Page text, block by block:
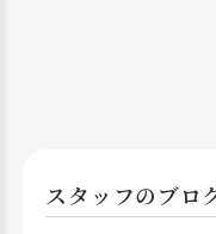
チャットに来るお客さんで
スタッフのブロ